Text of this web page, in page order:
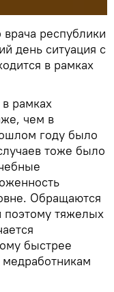
республики
день ситуация с
в рамках
рамках
чем в
году было
тоже было
Обращаются
поэтому тяжелых
быстрее